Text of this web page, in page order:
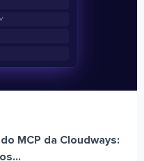
MCP da Cloudways: